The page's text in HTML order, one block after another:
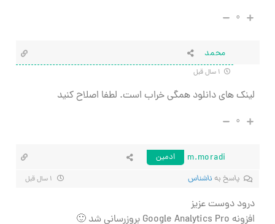
۰
محمد
لینک های دانلود همگی خراب است. لطفا اصلاح کنید
۰
m.moradi
ادمین
پاسخ به ناشناس
درود دوست عزیز
افزونه Google Analytics Pro بروزرسانی شد 🙂